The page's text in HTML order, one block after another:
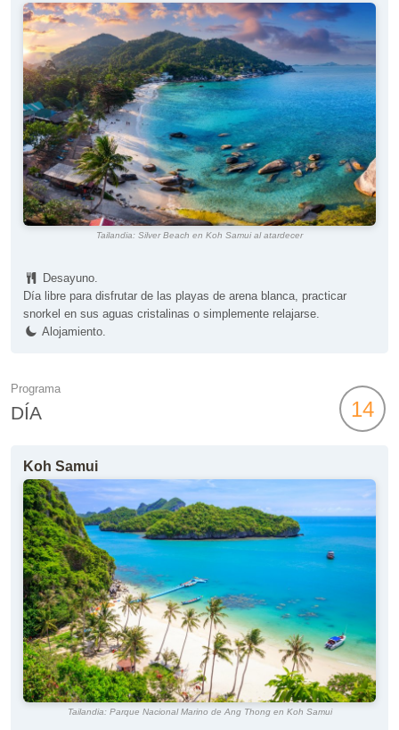
Tailandia: Silver Beach en Koh Samui al atardecer
Desayuno.
Día libre para disfrutar de las playas de arena blanca, practicar
snorkel en sus aguas cristalinas o simplemente relajarse.
Alojamiento.
Programa
DÍA 14
Koh Samui
Tailandia: Parque Nacional Marino de Ang Thong en Koh Samui